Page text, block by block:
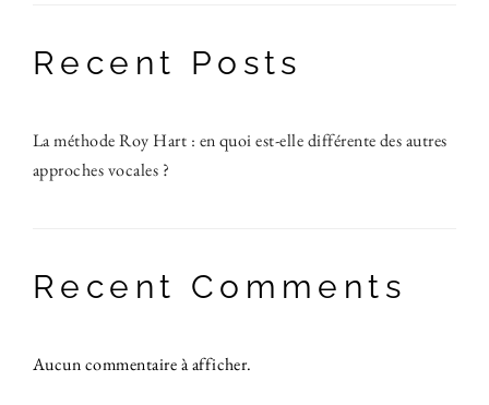
Recent Posts
La méthode Roy Hart : en quoi est-elle différente des autres
approches vocales ?
Recent Comments
Aucun commentaire à afficher.